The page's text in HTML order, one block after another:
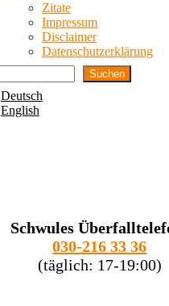
Zitate
Impressum
Disclaimer
Datenschutzerklärung
Suchen
Deutsch
English
Schwules
030-216 33 36
(täglich: 17-19:00)